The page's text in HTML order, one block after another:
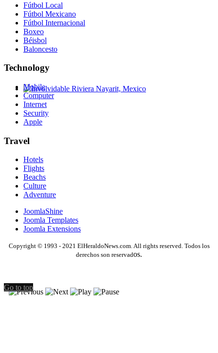
Involvidable Riviera Nayarit, Mexico
Fútbol Local
Fútbol Mexicano
Fútbol Internacional
Boxeo
Béisbol
Baloncesto
Technology
Mobile
Computer
Internet
Security
Apple
Travel
Hotels
Flights
Beachs
Culture
Adventure
JoomlaShine
Joomla Templates
Joomla Extensions
Copyright © 1993 - 2021 ElHeraldoNews.com. All rights reserved. Todos los
derechos son reservados.
Go to top